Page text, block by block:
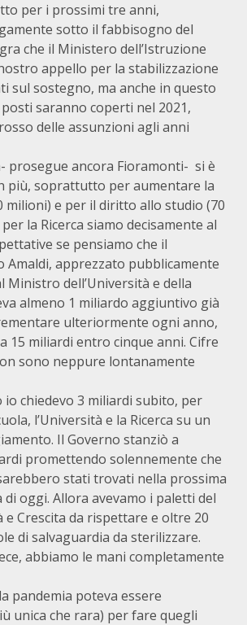
per i prossimi tre anni,
sotto il fabbisogno del
che il Ministero dell’Istruzione
appello per la stabilizzazione
sul sostegno, ma anche in questo
saranno coperti nel 2021,
delle assunzioni agli anni
prosegue ancora Fioramonti- si è
più, soprattutto per aumentare la
milioni) e per il diritto allo studio (70
la Ricerca siamo decisamente al
se pensiamo che il
Amaldi, apprezzato pubblicamente
Ministro dell’Università e della
almeno 1 miliardo aggiuntivo già
ulteriormente ogni anno,
15 miliardi entro cinque anni. Cifre
sono neppure lontanamente
io chiedevo 3 miliardi subito, per
l’Università e la Ricerca su un
Il Governo stanziò a
promettendo solennemente che
stati trovati nella prossima
di oggi. Allora avevamo i paletti del
e Crescita da rispettare e oltre 20
di salvaguardia da sterilizzare.
abbiamo le mani completamente
pandemia poteva essere
unica che rara) per fare quegli